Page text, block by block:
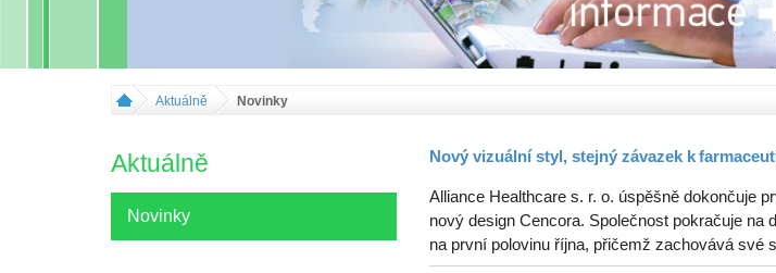
Aktuálně Novinky
Aktuálně
Novinky
Nový vizuální styl, stejný závazek k
Alliance Healthcare s. r. o. úspěšně dokončuje
nový design Cencora. Společnost pokračuje na
na první polovinu října, přičemž zachovává své